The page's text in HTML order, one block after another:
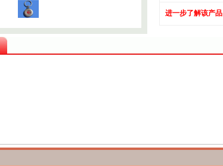
进一步了解该产品